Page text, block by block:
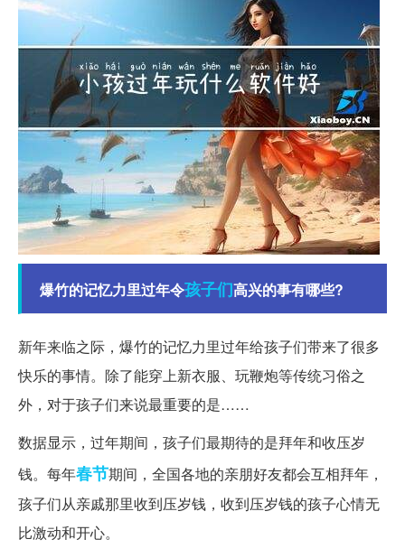
爆竹的记忆力里过年令孩子们高兴的事有哪些?
新年来临之际，爆竹的记忆力里过年给孩子们带来了很多
快乐的事情。除了能穿上新衣服、玩鞭炮等传统习俗之
外，对于孩子们来说最重要的是……
数据显示，过年期间，孩子们最期待的是拜年和收压岁
钱。每年春节期间，全国各地的亲朋好友都会互相拜年，
孩子们从亲戚那里收到压岁钱，收到压岁钱的孩子心情无
比激动和开心。